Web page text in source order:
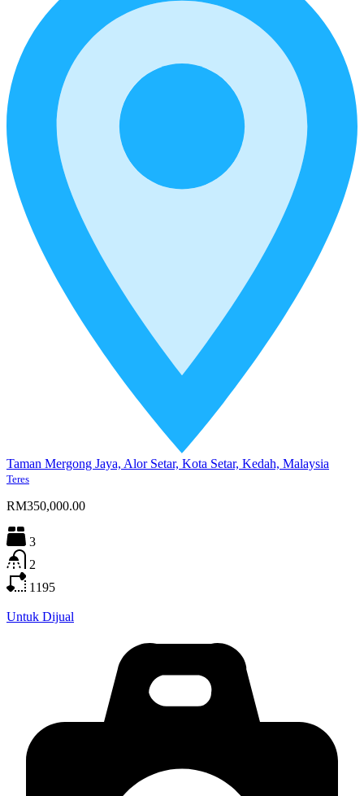
Taman Mergong Jaya, Alor Setar, Kota Setar, Kedah, Malaysia
Teres
RM350,000.00
3
2
1195
Untuk Dijual